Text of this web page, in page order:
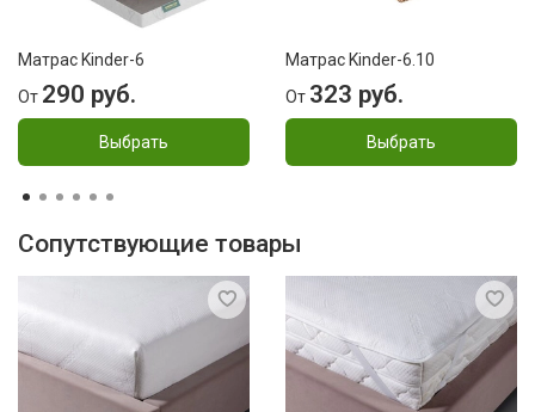
Матрас Kinder-6
От 290 руб.
Выбрать
Матрас Kinder-6.10
От 323 руб.
Выбрать
Сопутствующие товары